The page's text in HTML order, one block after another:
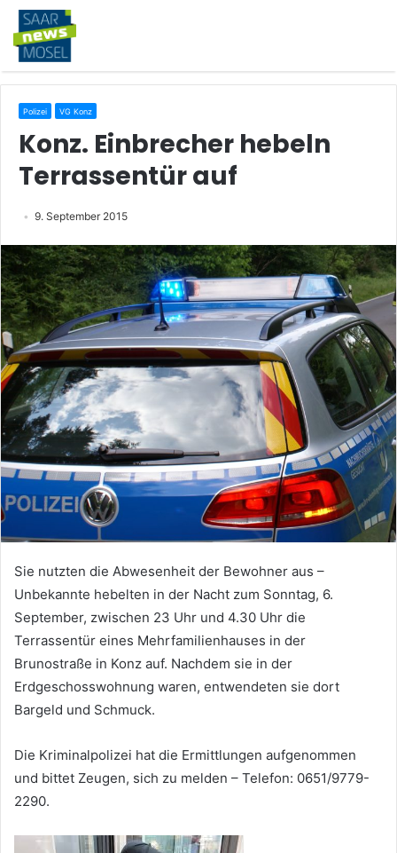
Polizei VG Konz
Konz. Einbrecher hebeln
Terrassentür auf
9. September 2015
Sie nutzten die Abwesenheit der Bewohner aus –
Unbekannte hebelten in der Nacht zum Sonntag, 6.
September, zwischen 23 Uhr und 4.30 Uhr die
Terrassentür eines Mehrfamilienhauses in der
Brunostraße in Konz auf. Nachdem sie in der
Erdgeschosswohnung waren, entwendeten sie dort
Bargeld und Schmuck.
Die Kriminalpolizei hat die Ermittlungen aufgenommen
und bittet Zeugen, sich zu melden – Telefon: 0651/9779-
2290.